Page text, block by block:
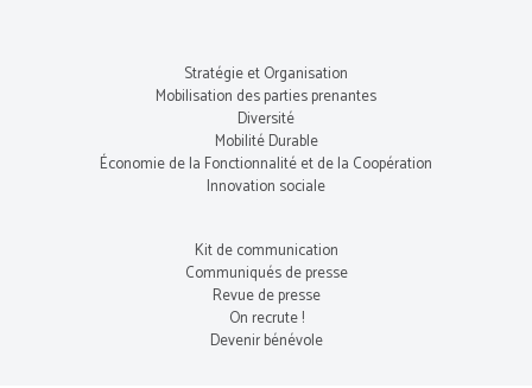
Stratégie et Organisation
Mobilisation des parties prenantes
Diversité
Mobilité Durable
Économie de la Fonctionnalité et de la Coopération
Innovation sociale
Kit de communication
Communiqués de presse
Revue de presse
On recrute !
Devenir bénévole